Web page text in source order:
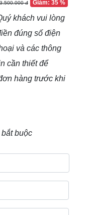
đ Giảm: 35 %
khách vui lòng
đúng số điện
và các thông
cần thiết để
hàng trước khi
buộc